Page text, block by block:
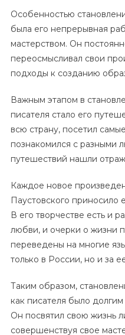
Особенностью
была его непрерывная
мастерством. Он
переосмысливал свои
подходы к созданию
Важным этапом в
писателя стало его
всю страну, посетил
познакомился с разными
путешествий нашли
Каждое новое
Паустовского приносило
В его творчестве есть и
любви, и очерки о жизни
переведены на многие
только в России, но и за
Таким образом,
как писателя было
Он посвятил свою жизнь
совершенствуя свое